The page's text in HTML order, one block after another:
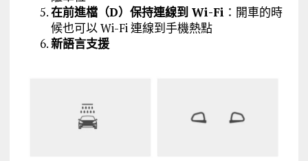
在前進檔（D）保持連線到 Wi-Fi ：開車的時
候也可以 Wi-Fi 連線到手機熱點
新語言支援